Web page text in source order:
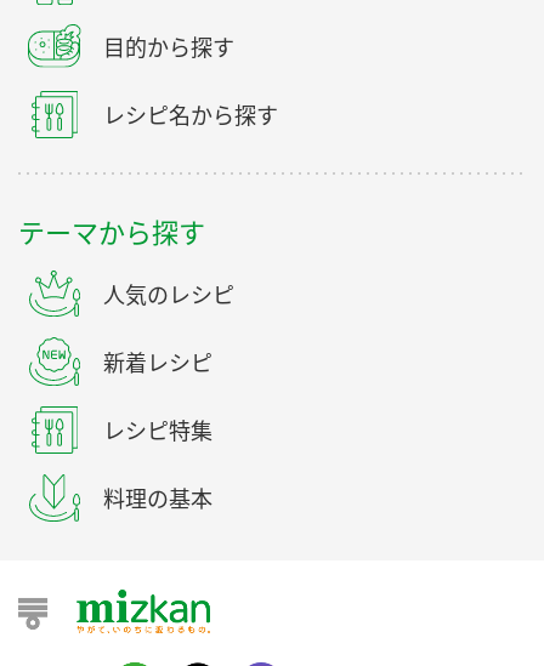
目的から探す
レシピ名から探す
テーマから探す
人気のレシピ
新着レシピ
レシピ特集
料理の基本